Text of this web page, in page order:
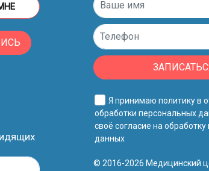
Я принимаюполитику в
обработки персональных
своёсогласие на
данных
© 2016-2026 Медицинский